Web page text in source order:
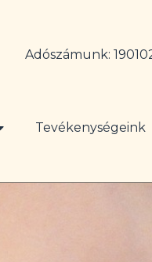
Adószámunk:
Tevékenységeink